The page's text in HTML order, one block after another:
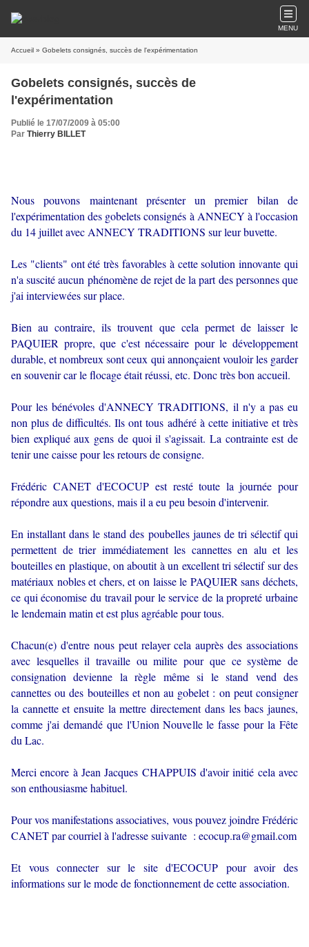
MENU
Accueil » Gobelets consignés, succès de l'expérimentation
Gobelets consignés, succès de
l'expérimentation
Publié le 17/07/2009 à 05:00
Par Thierry BILLET
Nous pouvons maintenant présenter un premier bilan de
l'expérimentation des gobelets consignés à ANNECY à l'occasion
du 14 juillet avec ANNECY TRADITIONS sur leur buvette.
Les "clients" ont été très favorables à cette solution innovante qui
n'a suscité aucun phénomène de rejet de la part des personnes que
j'ai interviewées sur place.
Bien au contraire, ils trouvent que cela permet de laisser le
PAQUIER propre, que c'est nécessaire pour le développement
durable, et nombreux sont ceux qui annonçaient vouloir les garder
en souvenir car le flocage était réussi, etc. Donc très bon accueil.
Pour les bénévoles d'ANNECY TRADITIONS, il n'y a pas eu
non plus de difficultés. Ils ont tous adhéré à cette initiative et très
bien expliqué aux gens de quoi il s'agissait. La contrainte est de
tenir une caisse pour les retours de consigne.
Frédéric CANET d'ECOCUP est resté toute la journée pour
répondre aux questions, mais il a eu peu besoin d'intervenir.
En installant dans le stand des poubelles jaunes de tri sélectif qui
permettent de trier immédiatement les cannettes en alu et les
bouteilles en plastique, on aboutit à un excellent tri sélectif sur des
matériaux nobles et chers, et on laisse le PAQUIER sans déchets,
ce qui économise du travail pour le service de la propreté urbaine
le lendemain matin et est plus agréable pour tous.
Chacun(e) d'entre nous peut relayer cela auprès des associations
avec lesquelles il travaille ou milite pour que ce système de
consignation devienne la règle même si le stand vend des
cannettes ou des bouteilles et non au gobelet : on peut consigner
la cannette et ensuite la mettre directement dans les bacs jaunes,
comme j'ai demandé que l'Union Nouvelle le fasse pour la Fête
du Lac.
Merci encore à Jean Jacques CHAPPUIS d'avoir initié cela avec
son enthousiasme habituel.
Pour vos manifestations associatives, vous pouvez joindre Frédéric
CANET par courriel à l'adresse suivante : ecocup.ra@gmail.com
Et vous connecter sur le site d'ECOCUP pour avoir des
informations sur le mode de fonctionnement de cette association.